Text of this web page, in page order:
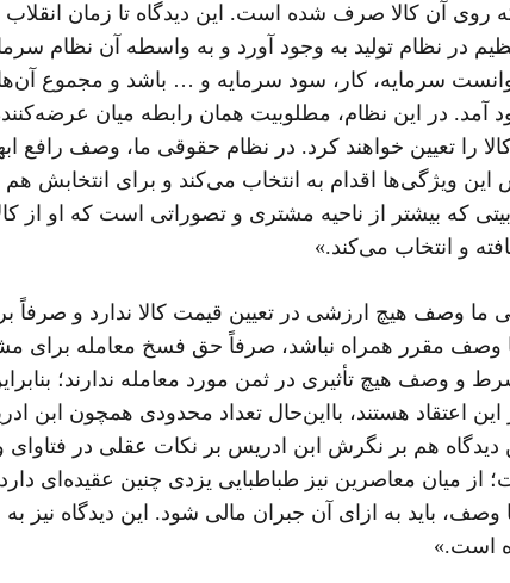
آن کالا صرف شده است. این دیدگاه تا زمان انقلاب
در نظام تولید به وجود آورد و به واسطه آن نظام
سرمایه، کار، سود سرمایه و … باشد و مجموع
آمد. در این نظام، مطلوبیت همان رابطه میان
را تعیین خواهند کرد. در نظام حقوقی ما، وصف رافع
ویژگی‌ها اقدام به انتخاب می‌کند و برای انتخابش هم
که بیشتر از ناحیه مشتری و تصوراتی است که او از
و انتخاب می‌کند.»
ما وصف هیچ ارزشی در تعیین قیمت کالا ندارد و صرفاً
وصف مقرر همراه نباشد، صرفاً حق فسخ معامله برای
و وصف هیچ تأثیری در ثمن مورد معامله ندارند؛
بر این اعتقاد هستند، بااین‌حال تعداد محدودی همچون
دیدگاه هم بر نگرش ابن ادریس بر نکات عقلی در
از میان معاصرین نیز طباطبایی یزدی چنین
باید به ازای آن جبران مالی شود. این دیدگاه نیز
است.»